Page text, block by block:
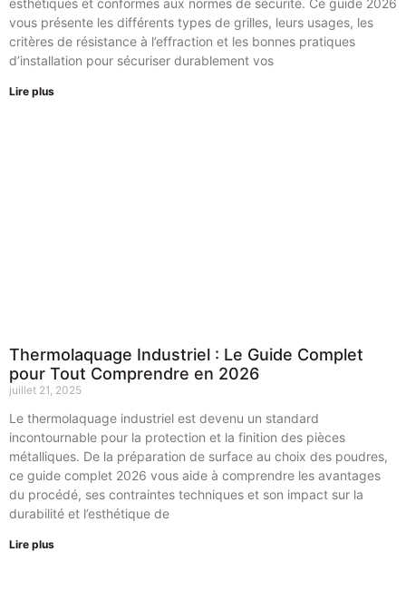
vous présente les différents types de grilles, leurs usages, les
critères de résistance à l’effraction et les bonnes pratiques
d’installation pour sécuriser durablement vos
Lire plus
Thermolaquage Industriel : Le Guide Complet
pour Tout Comprendre en 2026
juillet 21, 2025
Le thermolaquage industriel est devenu un standard
incontournable pour la protection et la finition des pièces
métalliques. De la préparation de surface au choix des poudres,
ce guide complet 2026 vous aide à comprendre les avantages
du procédé, ses contraintes techniques et son impact sur la
durabilité et l’esthétique de
Lire plus